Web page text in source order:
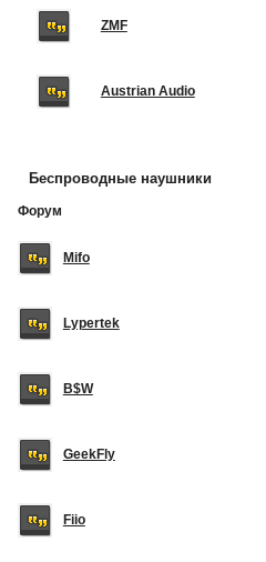
ZMF
Austrian Audio
Беспроводные наушники
Форум
Mifo
Lypertek
B$W
GeekFly
Fiio